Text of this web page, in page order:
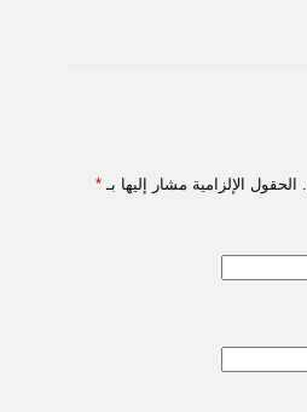
الحقول الإلزامية مشار إليها بـ *